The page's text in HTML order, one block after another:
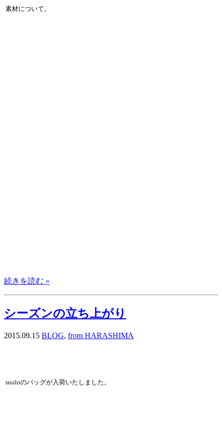
素材について。
続きを読む »
シーズンの立ち上がり
2015.09.15 BLOG, from HARASHIMA
suoloのバッグが入荷いたしました。